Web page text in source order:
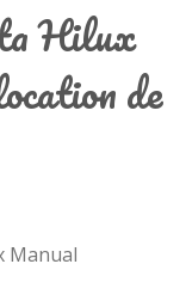
Hilux
de